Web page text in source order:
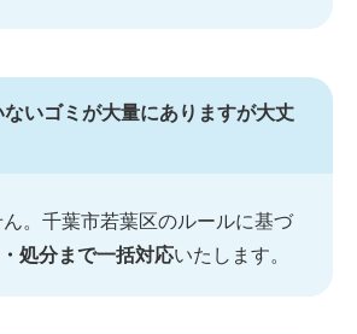
いゴミが大量にありますが大丈
。千葉市若葉区のルールに基づ
処分まで一括対応いたします。